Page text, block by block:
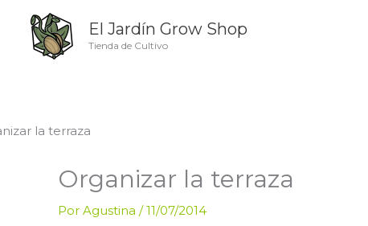
contenido
El Jardín Grow Shop
Tienda de Cultivo
Organizar la terraza
Por Agustina /11/07/2014